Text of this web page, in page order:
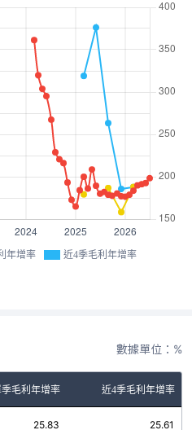
年增率 近4季毛利年增率
數據單位：%
毛利年增率 近4季毛利年增率
25.83 25.61